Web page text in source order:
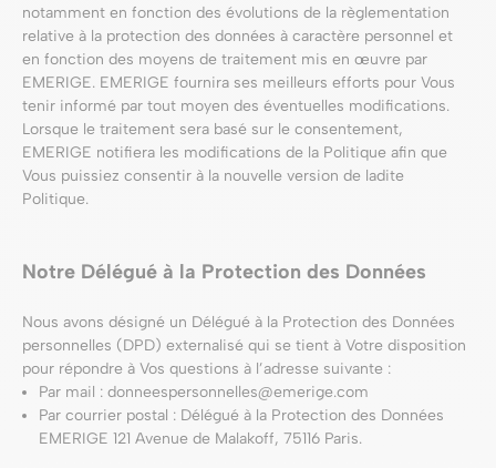
notamment en fonction des évolutions de la règlementation
relative à la protection des données à caractère personnel et
en fonction des moyens de traitement mis en œuvre par
EMERIGE. EMERIGE fournira ses meilleurs efforts pour Vous
tenir informé par tout moyen des éventuelles modifications.
Lorsque le traitement sera basé sur le consentement,
EMERIGE notifiera les modifications de la Politique afin que
Vous puissiez consentir à la nouvelle version de ladite
Politique.
Notre Délégué à la Protection des Données
Nous avons désigné un Délégué à la Protection des Données
personnelles (DPD) externalisé qui se tient à Votre disposition
pour répondre à Vos questions à l’adresse suivante :
Par mail : donneespersonnelles@emerige.com
Par courrier postal : Délégué à la Protection des Données
EMERIGE 121 Avenue de Malakoff, 75116 Paris.